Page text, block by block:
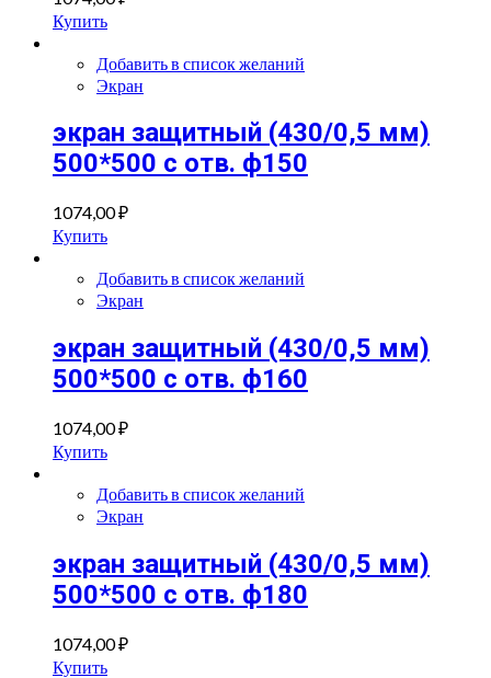
Купить
Добавить в список желаний
Экран
экран защитный (430/0,5 мм)
500*500 с отв. ф150
1074,00₽
Купить
Добавить в список желаний
Экран
экран защитный (430/0,5 мм)
500*500 с отв. ф160
1074,00₽
Купить
Добавить в список желаний
Экран
экран защитный (430/0,5 мм)
500*500 с отв. ф180
1074,00₽
Купить